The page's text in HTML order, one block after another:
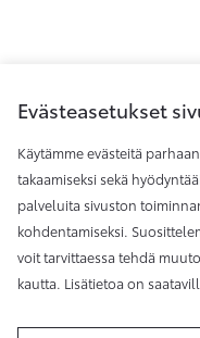
Toyota Helsinki
Evästeasetukset
Käytämme evästeitä
takaamiseksi sekä
palveluita sivuston
kohdentamiseksi.
voit tarvittaessa tehdä
kautta. Lisätietoa on